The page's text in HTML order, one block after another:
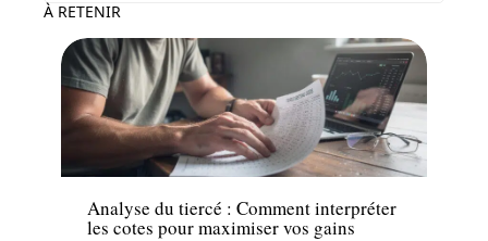
À RETENIR
Finance
Analyse du tiercé : Comment interpréter
les cotes pour maximiser vos gains